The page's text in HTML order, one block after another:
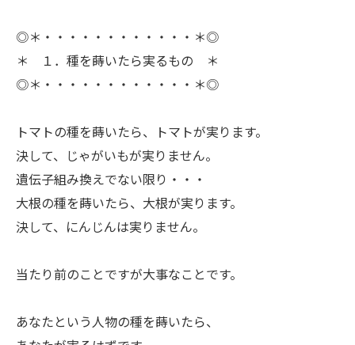
◎＊・・・・・・・・・・・・＊◎
＊ １．種を蒔いたら実るもの ＊
◎＊・・・・・・・・・・・・＊◎
ㅤトマトの種を蒔いたら、トマトが実ります。
決して、じゃがいもが実りません。
遺伝子組み換えでない限り・・・
大根の種を蒔いたら、大根が実ります。
決して、にんじんは実りません。
ㅤ当たり前のことですが大事なことです。
ㅤあなたという人物の種を蒔いたら、